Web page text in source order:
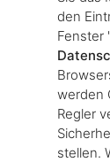
den
Fenster
werden
Regler
stellen.